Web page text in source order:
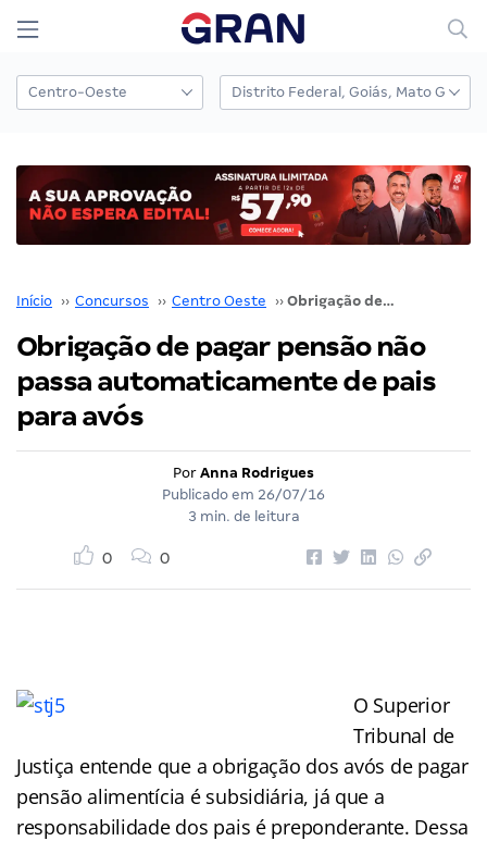
Início ›› Concursos ›› Centro Oeste ›› Obrigação de pagar pensão não passa automaticamente de pais para avós
Obrigação de pagar pensão não
passa automaticamente de pais
para avós
Por Anna Rodrigues
Publicado em 26/07/16
3 min. de leitura
0 0
O Superior
Tribunal de
Justiça entende que a obrigação dos avós de pagar
pensão alimentícia é subsidiária, já que a
responsabilidade dos pais é preponderante. Dessa